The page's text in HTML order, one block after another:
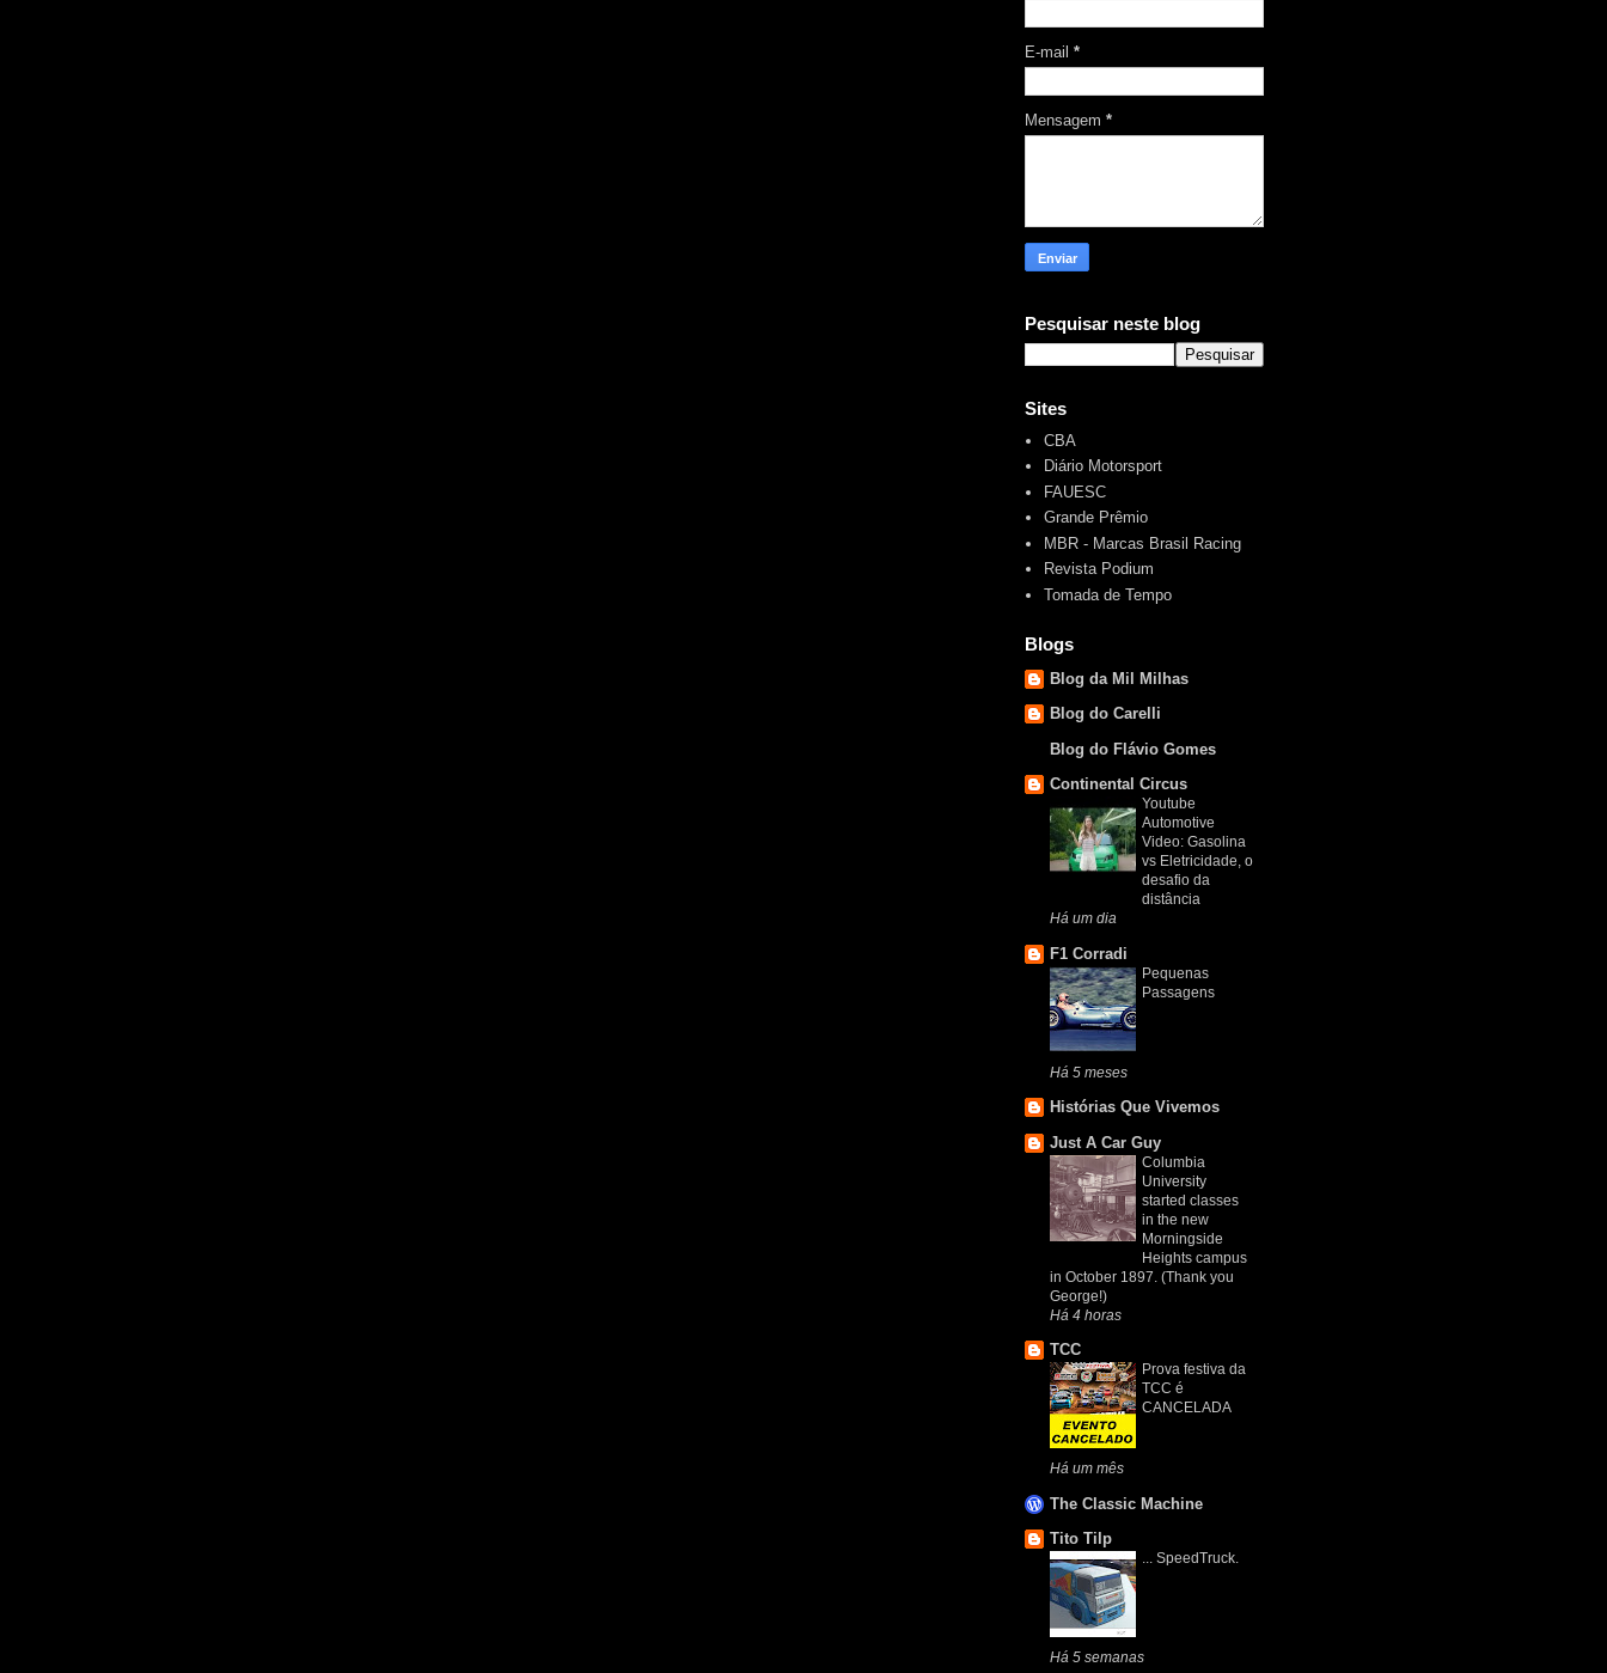
E-mail *
Mensagem *
Pesquisar neste blog
Sites
CBA
Diário Motorsport
FAUESC
Grande Prêmio
MBR - Marcas Brasil Racing
Revista Podium
Tomada de Tempo
Blogs
Blog da Mil Milhas
Blog do Carelli
Blog do Flávio Gomes
Continental Circus
Youtube
Automotive
Video: Gasolina
vs Eletricidade, o
desafio da
distância
Há um dia
F1 Corradi
Pequenas
Passagens
Há 5 meses
Histórias Que Vivemos
Just A Car Guy
Columbia
University
started classes
in the new
Morningside
Heights campus
in October 1897. (Thank you
George!)
Há 4 horas
TCC
Prova festiva da
TCC é
CANCELADA
Há um mês
The Classic Machine
Tito Tilp
... SpeedTruck.
Há 5 semanas